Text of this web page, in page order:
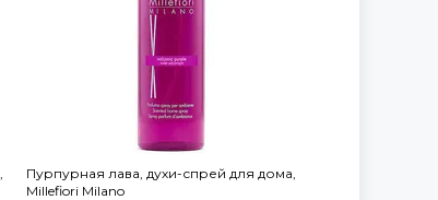
Пурпурная лава, духи-спрей для дома,
Millefiori Milano